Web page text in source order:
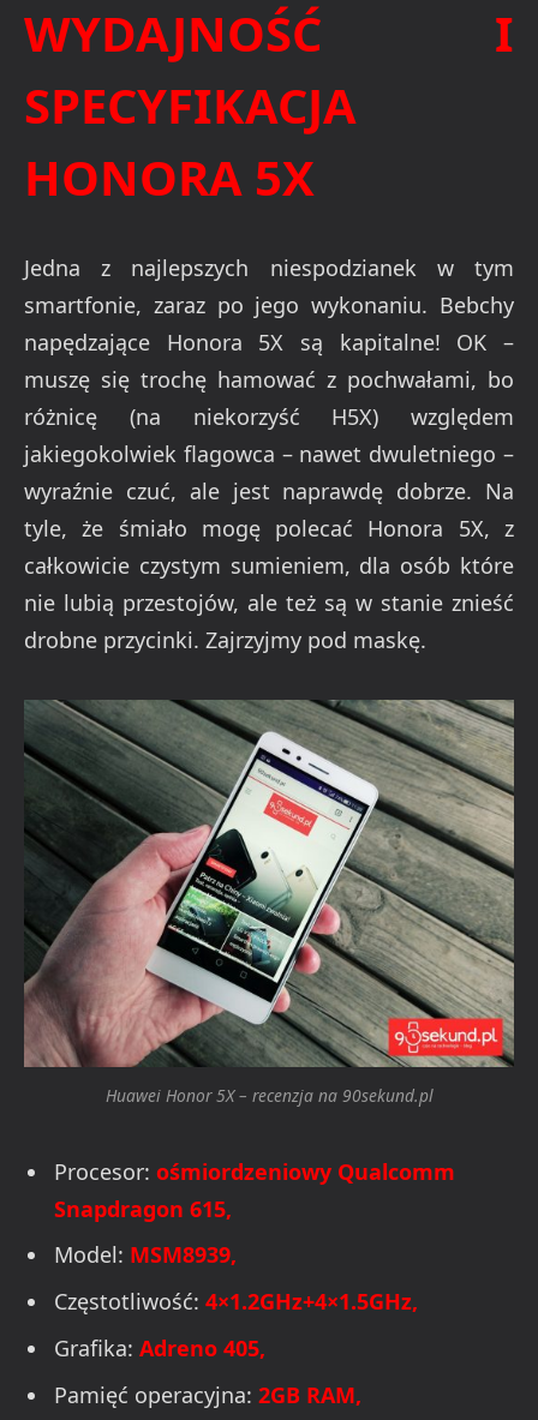
WYDAJNOŚĆ I
SPECYFIKACJA
HONORA 5X
Jedna z najlepszych niespodzianek w tym
smartfonie, zaraz po jego wykonaniu. Bebchy
napędzające Honora 5X są kapitalne! OK –
muszę się trochę hamować z pochwałami, bo
różnicę (na niekorzyść H5X) względem
jakiegokolwiek flagowca – nawet dwuletniego –
wyraźnie czuć, ale jest naprawdę dobrze. Na
tyle, że śmiało mogę polecać Honora 5X, z
całkowicie czystym sumieniem, dla osób które
nie lubią przestojów, ale też są w stanie znieść
drobne przycinki. Zajrzyjmy pod maskę.
Huawei Honor 5X – recenzja na 90sekund.pl
Procesor: ośmiordzeniowy Qualcomm
Snapdragon 615,
Model: MSM8939,
Częstotliwość: 4×1.2GHz+4×1.5GHz,
Grafika: Adreno 405,
Pamięć operacyjna: 2GB RAM,